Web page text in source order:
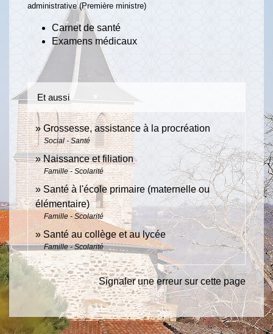
administrative (Première ministre)
Carnet de santé
Examens médicaux
Et aussi
Grossesse, assistance à la procréation
Social - Santé
Naissance et filiation
Famille - Scolarité
Santé à l'école primaire (maternelle ou
élémentaire)
Famille - Scolarité
Santé au collège et au lycée
Famille - Scolarité
Signaler une erreur sur cette page